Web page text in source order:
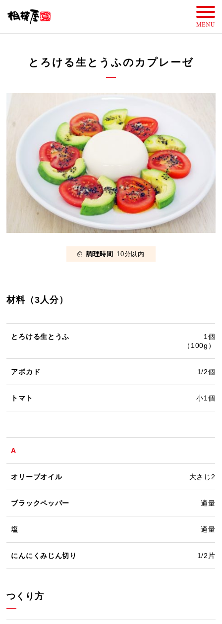
とろける生とうふのカプレーゼ
調理時間 10分以内
材料（3人分）
とろける生とうふ
1個
（100g）
アボカド 1/2個
トマト 小1個
A
オリーブオイル 大さじ2
ブラックペッパー 適量
塩 適量
にんにくみじん切り 1/2片
つくり方